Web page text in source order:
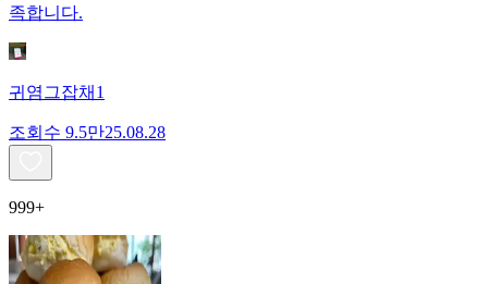
족합니다.
귀염그잡채1
조회수 9.5만25.08.28
999+